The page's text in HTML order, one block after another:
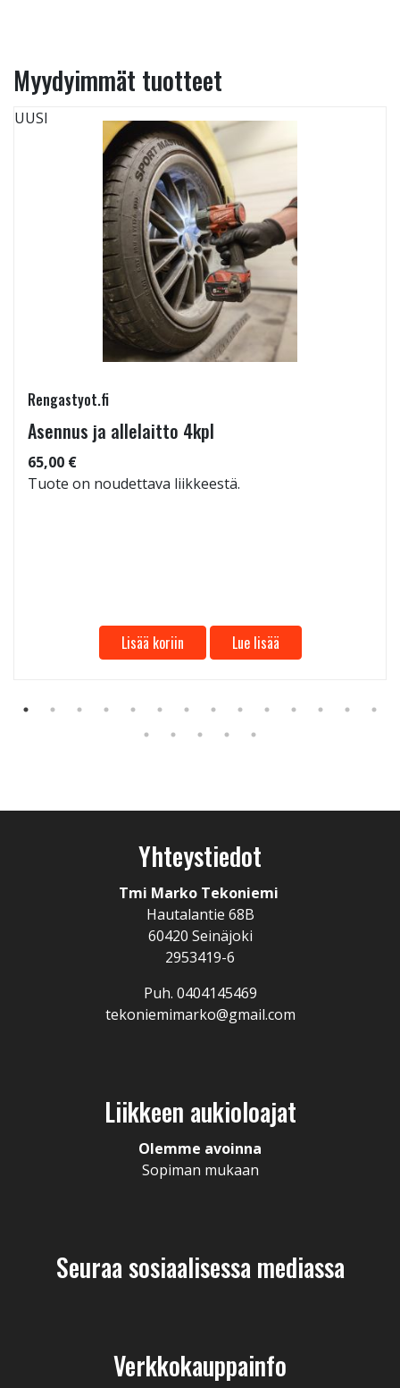
Myydyimmät tuotteet
UUSI
Rengastyot.fi
Asennus ja allelaitto 4kpl
65,00 €
Tuote on noudettava liikkeestä.
Lisää koriin Lue lisää
Yhteystiedot
Tmi Marko Tekoniemi
Hautalantie 68B
60420 Seinäjoki
2953419-6
Puh. 0404145469
tekoniemimarko@gmail.com
Liikkeen aukioloajat
Olemme avoinna
Sopiman mukaan
Seuraa sosiaalisessa mediassa
Verkkokauppainfo